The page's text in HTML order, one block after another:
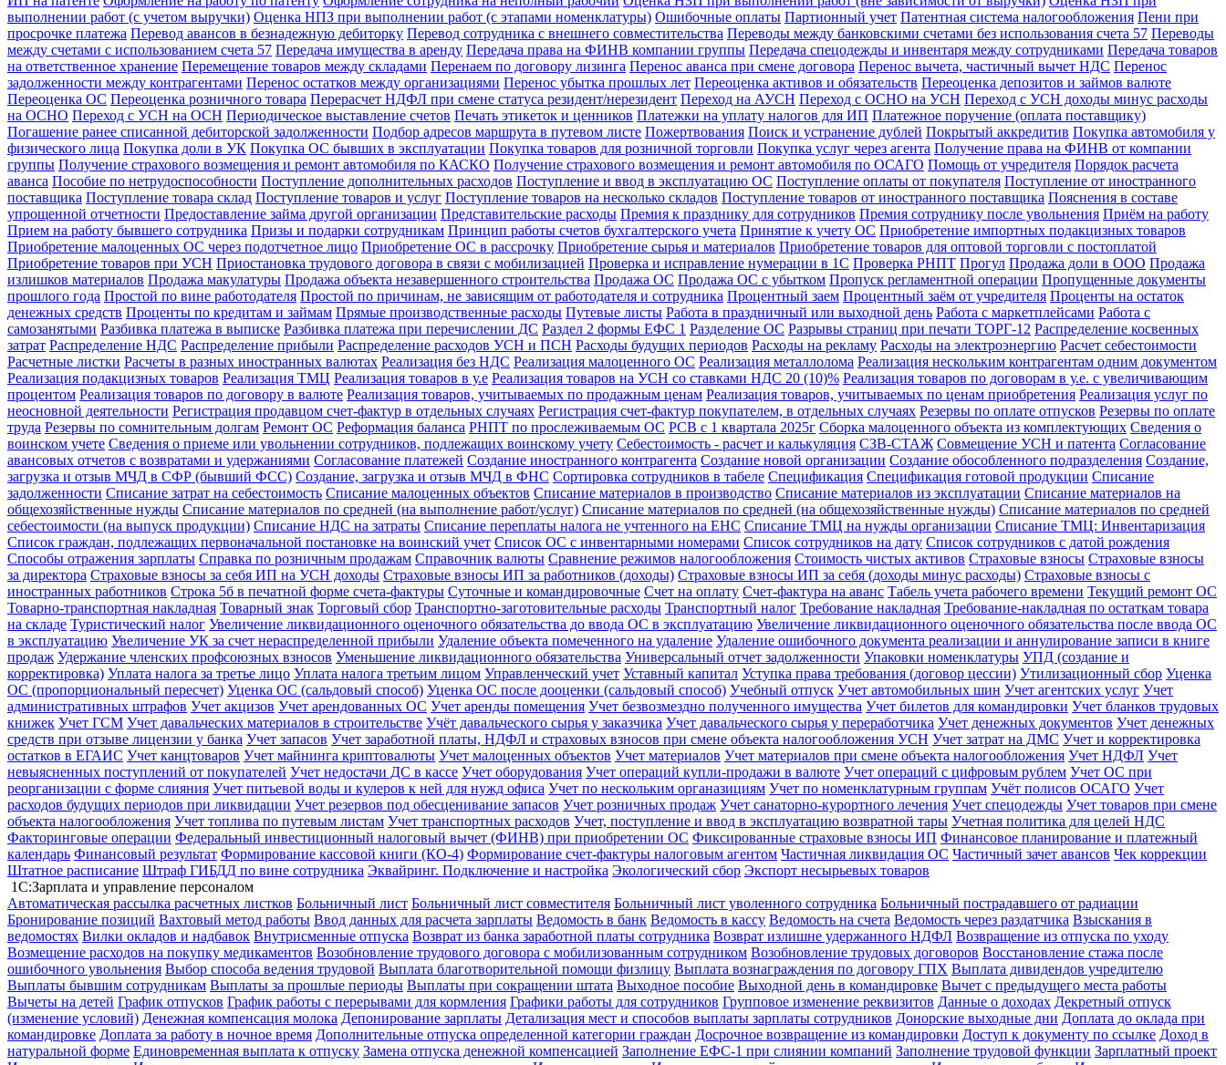
выполнении работ (с учетом выручки) Оценка НПЗ при выполнении работ (с этапами номенклатуры) Ошибочные оплаты Партионный учет Патентная система налогообложения Пени при
просрочке платежа Перевод авансов в безнадежную дебиторку Перевод сотрудника с внешнего совместительства Переводы между банковскими счетами без использования счета 57 Переводы
между счетами с использованием счета 57 Передача имущества в аренду Передача права на ФИНВ компании группы Передача спецодежды и инвентаря между сотрудниками Передача товаров
на ответственное хранение Перемещение товаров между складами Перенаем по договору лизинга Перенос аванса при смене договора Перенос вычета, частичный вычет НДС Перенос
задолженности между контрагентами Перенос остатков между организациями Перенос убытка прошлых лет Переоценка активов и обязательств Переоценка депозитов и займов валюте
Переоценка ОС Переоценка розничного товара Перерасчет НДФЛ при смене статуса резидент/нерезидент Переход на АУСН Переход с ОСНО на УСН Переход с УСН доходы минус расходы
на ОСНО Переход с УСН на ОСН Периодическое выставление счетов Печать этикеток и ценников Платежки на уплату налогов для ИП Платежное поручение (оплата поставщику)
Погашение ранее списанной дебиторской задолженности Подбор адресов маршрута в путевом листе Пожертвования Поиск и устранение дублей Покрытый аккредитив Покупка автомобиля у
физического лица Покупка доли в УК Покупка ОС бывших в эксплуатации Покупка товаров для розничной торговли Покупка услуг через агента Получение права на ФИНВ от компании
группы Получение страхового возмещения и ремонт автомобиля по КАСКО Получение страхового возмещения и ремонт автомобиля по ОСАГО Помощь от учредителя Порядок расчета
аванса Пособие по нетрудоспособности Поступление дополнительных расходов Поступление и ввод в эксплуатацию ОС Поступление оплаты от покупателя Поступление от иностранного
поставщика Поступление товара склад Поступление товаров и услуг Поступление товаров на несколько складов Поступление товаров от иностранного поставщика Пояснения в составе
упрощенной отчетности Предоставление займа другой организации Представительские расходы Премия к празднику для сотрудников Премия сотруднику после увольнения Приём на работу
Прием на работу бывшего сотрудника Призы и подарки сотрудникам Принцип работы счетов бухгалтерского учета Принятие к учету ОС Приобретение импортных подакцизных товаров
Приобретение малоценных ОС через подотчетное лицо Приобретение ОС в рассрочку Приобретение сырья и материалов Приобретение товаров для оптовой торговли с постоплатой
Приобретение товаров при УСН Приостановка трудового договора в связи с мобилизацией Проверка и исправление нумерации в 1С Проверка РНПТ Прогул Продажа доли в ООО Продажа
излишков материалов Продажа макулатуры Продажа объекта незавершенного строительства Продажа ОС Продажа ОС с убытком Пропуск регламентной операции Пропущенные документы
прошлого года Простой по вине работодателя Простой по причинам, не зависящим от работодателя и сотрудника Процентный заем Процентный заём от учредителя Проценты на остаток
денежных средств Проценты по кредитам и займам Прямые производственные расходы Путевые листы Работа в праздничный или выходной день Работа с маркетплейсами Работа с
самозанятыми Разбивка платежа в выписке Разбивка платежа при перечислении ДС Раздел 2 формы ЕФС 1 Разделение ОС Разрывы страниц при печати ТОРГ-12 Распределение косвенных
затрат Распределение НДС Распределение прибыли Распределение расходов УСН и ПСН Расходы будущих периодов Расходы на рекламу Расходы на электроэнергию Расчет себестоимости
Расчетные листки Расчеты в разных иностранных валютах Реализация без НДС Реализация малоценного ОС Реализация металлолома Реализация нескольким контрагентам одним документом
Реализация подакцизных товаров Реализация ТМЦ Реализация товаров в у.е Реализация товаров на УСН со ставками НДС 20 (10)% Реализация товаров по договорам в у.е. с увеличивающим
процентом Реализация товаров по договору в валюте Реализация товаров, учитываемых по продажным ценам Реализация товаров, учитываемых по ценам приобретения Реализация услуг по
неосновной деятельности Регистрация продавцом счет-фактур в отдельных случаях Регистрация счет-фактур покупателем, в отдельных случаях Резервы по оплате отпусков Резервы по оплате
труда Резервы по сомнительным долгам Ремонт ОС Реформация баланса РНПТ по прослеживаемым ОС РСВ с 1 квартала 2025г Сборка малоценного объекта из комплектующих Сведения о
воинском учете Сведения о приеме или увольнении сотрудников, подлежащих воинскому учету Себестоимость - расчет и калькуляция СЗВ-СТАЖ Совмещение УСН и патента Согласование
авансовых отчетов с возвратами и удержаниями Согласование платежей Создание иностранного контрагента Создание новой организации Создание обособленного подразделения Создание,
загрузка и отзыв МЧД в СФР (бывший ФСС) Создание, загрузка и отзыв МЧД в ФНС Сортировка сотрудников в табеле Спецификация Спецификация готовой продукции Списание
задолженности Списание затрат на себестоимость Списание малоценных объектов Списание материалов в производство Списание материалов из эксплуатации Списание материалов на
общехозяйственные нужды Списание материалов по средней (на выполнение работ/услуг) Списание материалов по средней (на общехозяйственные нужды) Списание материалов по средней
себестоимости (на выпуск продукции) Списание НДС на затраты Списание переплаты налога не учтенного на ЕНС Списание ТМЦ на нужды организации Списание ТМЦ: Инвентаризация
Список граждан, подлежащих первоначальной постановке на воинский учет Список ОС с инвентарными номерами Список сотрудников на дату Список сотрудников с датой рождения
Способы отражения зарплаты Справка по розничным продажам Справочник валюты Сравнение режимов налогообложения Стоимость чистых активов Страховые взносы Страховые взносы
за директора Страховые взносы за себя ИП на УСН доходы Страховые взносы ИП за работников (доходы) Страховые взносы ИП за себя (доходы минус расходы) Страховые взносы с
иностранных работников Строка 5б в печатной форме счета-фактуры Суточные и командировочные Счет на оплату Счет-фактура на аванс Табель учета рабочего времени Текущий ремонт ОС
Товарно-транспортная накладная Товарный знак Торговый сбор Транспортно-заготовительные расходы Транспортный налог Требование накладная Требование-накладная по остаткам товара
на складе Туристический налог Увеличение ликвидационного оценочного обязательства до ввода ОС в эксплуатацию Увеличение ликвидационного оценочного обязательства после ввода ОС
в эксплуатацию Увеличение УК за счет нераспределенной прибыли Удаление объекта помеченного на удаление Удаление ошибочного документа реализации и аннулирование записи в книге
продаж Удержание членских профсоюзных взносов Уменьшение ликвидационного обязательства Универсальный отчет задолженности Упаковки номенклатуры УПД (создание и
корректировка) Уплата налога за третье лицо Уплата налога третьим лицом Управленческий учет Уставный капитал Уступка права требования (договор цессии) Утилизационный сбор Уценка
ОС (пропорциональный пересчет) Уценка ОС (сальдовый способ) Уценка ОС после дооценки (сальдовый способ) Учебный отпуск Учет автомобильных шин Учет агентских услуг Учет
административных штрафов Учет акцизов Учет арендованных ОС Учет аренды помещения Учет безвозмездно полученного имущества Учет билетов для командировки Учет бланков трудовых
книжек Учет ГСМ Учет давальческих материалов в строительстве Учёт давальческого сырья у заказчика Учет давальческого сырья у переработчика Учет денежных документов Учет денежных
средств при отзыве лицензии у банка Учет запасов Учет заработной платы, НДФЛ и страховых взносов при смене объекта налогообложения УСН Учет затрат на ДМС Учет и корректировка
остатков в ЕГАИС Учет канцтоваров Учет майнинга криптовалюты Учет малоценных объектов Учет материалов Учет материалов при смене объекта налогообложения Учет НДФЛ Учет
невыясненных поступлений от покупателей Учет недостачи ДС в кассе Учет оборудования Учет операций купли-продажи в валюте Учет операций с цифровым рублем Учет ОС при
реорганизации с форме слияния Учет питьевой воды и кулеров к ней для нужд офиса Учет по нескольким органазициям Учет по номенклатурным группам Учёт полисов ОСАГО Учет
расходов будущих периодов при ликвидации Учет резервов под обесценивание запасов Учет розничных продаж Учет санаторно-курортного лечения Учет спецодежды Учет товаров при смене
объекта налогообложения Учет топлива по путевым листам Учет транспортных расходов Учет, поступление и ввод в эксплуатацию возвратной тары Учетная политика для целей НДС
Факторинговые операции Федеральный инвестиционный налоговый вычет (ФИНВ) при приобретении ОС Фиксированные страховые взносы ИП Финансовое планирование и платежный
календарь Финансовый результат Формирование кассовой книги (КО-4) Формирование счет-фактуры налоговым агентом Частичная ликвидация ОС Частичный зачет авансов Чек коррекции
Штатное расписание Штраф ГИБДД по вине сотрудника Эквайринг. Подключение и настройка Экологический сбор Экспорт несырьевых товаров
1С:Зарплата и управление персоналом
Автоматическая рассылка расчетных листков Больничный лист Больничный лист совместителя Больничный лист уволенного сотрудника Больничный пострадавшего от радиации
Бронирование позиций Вахтовый метод работы Ввод данных для расчета зарплаты Ведомость в банк Ведомость в кассу Ведомость на счета Ведомость через раздатчика Взыскания в
ведомостях Вилки окладов и надбавок Внутрисменные отпуска Возврат из банка заработной платы сотрудника Возврат излишне удержанного НДФЛ Возвращение из отпуска по уходу
Возмещение расходов на покупку медикаментов Возобновление трудового договора с мобилизованным сотрудником Возобновление трудовых договоров Восстановление стажа после
ошибочного увольнения Выбор способа ведения трудовой Выплата благотворительной помощи физлицу Выплата вознаграждения по договору ГПХ Выплата дивидендов учредителю
Выплаты бывшим сотрудникам Выплаты за прошлые периоды Выплаты при сокращении штата Выходное пособие Выходной день в командировке Вычет с предыдущего места работы
Вычеты на детей График отпусков График работы с перерывами для кормления Графики работы для сотрудников Групповое изменение реквизитов Данные о доходах Декретный отпуск
(изменение условий) Денежная компенсация молока Депонирование зарплаты Детализация мест и способов выплаты зарплаты сотрудников Донорские выходные дни Доплата до оклада при
командировке Доплата за работу в ночное время Дополнительные отпуска определенной категории граждан Досрочное возвращение из командировки Доступ к документу по ссылке Доход в
натуральной форме Единовременная выплата к отпуску Замена отпуска денежной компенсацией Заполнение ЕФС-1 при слиянии компаний Заполнение трудовой функции Зарплатный проект